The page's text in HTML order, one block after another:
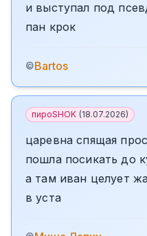
и выступал под
пан крок
©Bartos
пироSHOK (18.07.2026)
царевна спящая
пошла посикать до
а там иван целует
в уста